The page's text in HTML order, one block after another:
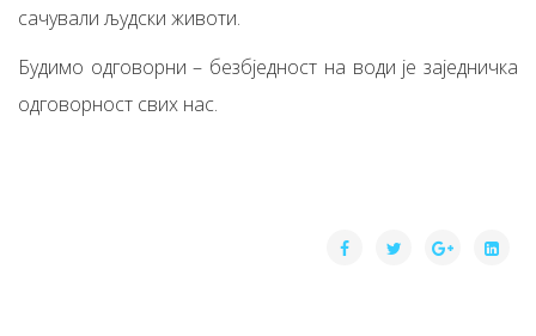
сачували људски животи.
Будимо одговорни – безбједност на води је заједничка
одговорност свих нас.